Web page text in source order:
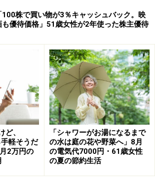
かなり影響している」と回答。「口座に
ないといけない。生活するのにいっぱ
金がないが返さないといけない精神的
します。
学したがやりたい仕事は続け
」
に残っている出来事について、「現在
在住で日本の口座にお金を入れること
100株で買い物が3％キャッシュバック。映
も優待価格」51歳女性が2年使った株主優待
ど、
軽そうだ
2万円の
「シャワーがお湯になるまで
の水は庭の花や野菜へ」8月
の電気代7000円・61歳女性
の夏の節約生活